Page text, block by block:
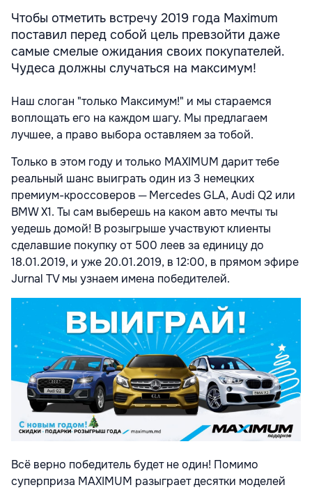
Чтобы отметить встречу 2019 года Maximum
поставил перед собой цель превзойти даже
самые смелые ожидания своих покупателей.
Чудеса должны случаться на максимум!
Наш слоган "только Максимум!" и мы стараемся
воплощать его на каждом шагу. Мы предлагаем
лучшее, а право выбора оставляем за тобой.
Только в этом году и только MAXIMUM дарит тебе
реальный шанс выиграть один из 3 немецких
премиум-кроссоверов ─ Mercedes GLA, Audi Q2 или
BMW X1. Ты сам выберешь на каком авто мечты ты
уедешь домой! В розыгрыше участвуют клиенты
сделавшие покупку от 500 леев за единицу до
18.01.2019, и уже 20.01.2019, в 12:00, в прямом эфире
Jurnal TV мы узнаем имена победителей.
Всё верно победитель будет не один! Помимо
суперприза MAXIMUM разыграет десятки моделей